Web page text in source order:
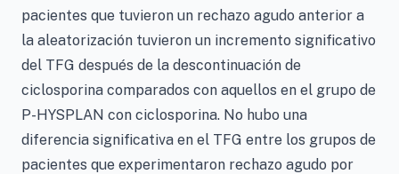
pacientes que tuvieron un rechazo agudo anterior a
la aleatorización tuvieron un incremento significativo
del TFG después de la descontinuación de
ciclosporina comparados con aquellos en el grupo de
P-HYSPLAN con ciclosporina. No hubo una
diferencia significativa en el TFG entre los grupos de
pacientes que experimentaron rechazo agudo por